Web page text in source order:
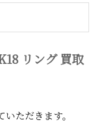
リング 買取
ただきます。